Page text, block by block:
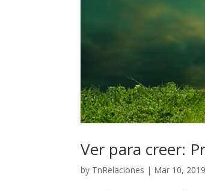
Ver para creer:
by TnRelaciones | Mar 10, 2019